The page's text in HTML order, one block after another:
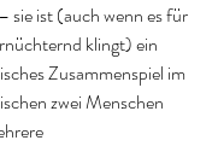
sie ist (auch wenn es für
klingt) ein
Zusammenspiel im
zwei Menschen